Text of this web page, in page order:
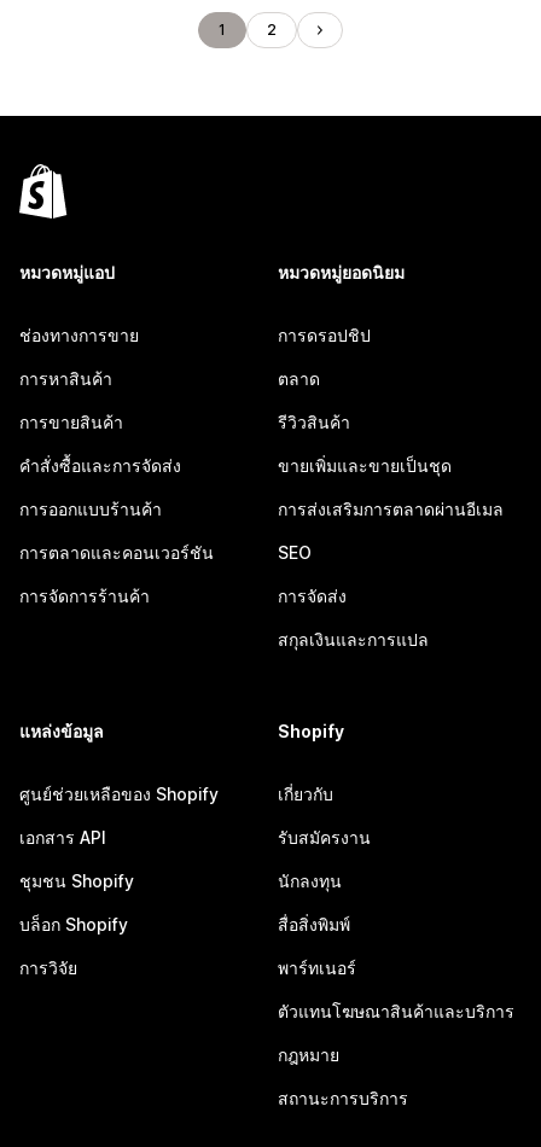
1 2
หมวดหมู่แอป
ช่องทางการขาย
การหาสินค้า
การขายสินค้า
คำสั่งซื้อและการจัดส่ง
การออกแบบร้านค้า
การตลาดและคอนเวอร์ชัน
การจัดการร้านค้า
หมวดหมู่ยอดนิยม
การดรอปชิป
ตลาด
รีวิวสินค้า
ขายเพิ่มและขายเป็นชุด
การส่งเสริมการตลาดผ่านอีเมล
SEO
การจัดส่ง
สกุลเงินและการแปล
แหล่งข้อมูล
ศูนย์ช่วยเหลือของ Shopify
เอกสาร API
ชุมชน Shopify
บล็อก Shopify
การวิจัย
Shopify
เกี่ยวกับ
รับสมัครงาน
นักลงทุน
สื่อสิ่งพิมพ์
พาร์ทเนอร์
ตัวแทนโฆษณาสินค้าและบริการ
กฎหมาย
สถานะการบริการ